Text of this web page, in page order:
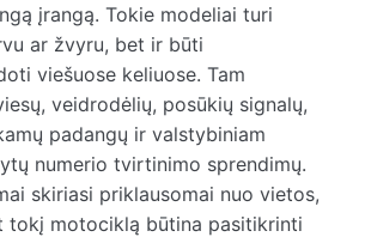
įrangą. Tokie modeliai turi
ar žvyru, bet ir būti
viešuose keliuose. Tam
veidrodėlių, posūkių signalų,
padangų ir valstybiniam
numerio tvirtinimo sprendimų.
skiriasi priklausomai nuo vietos,
tokį motociklą būtina pasitikrinti